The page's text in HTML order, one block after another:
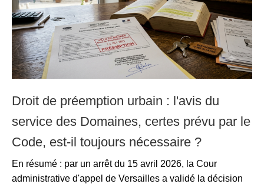
Droit de préemption urbain : l'avis du
service des Domaines, certes prévu par le
Code, est-il toujours nécessaire ?
En résumé : par un arrêt du 15 avril 2026, la Cour
administrative d'appel de Versailles a validé la décision